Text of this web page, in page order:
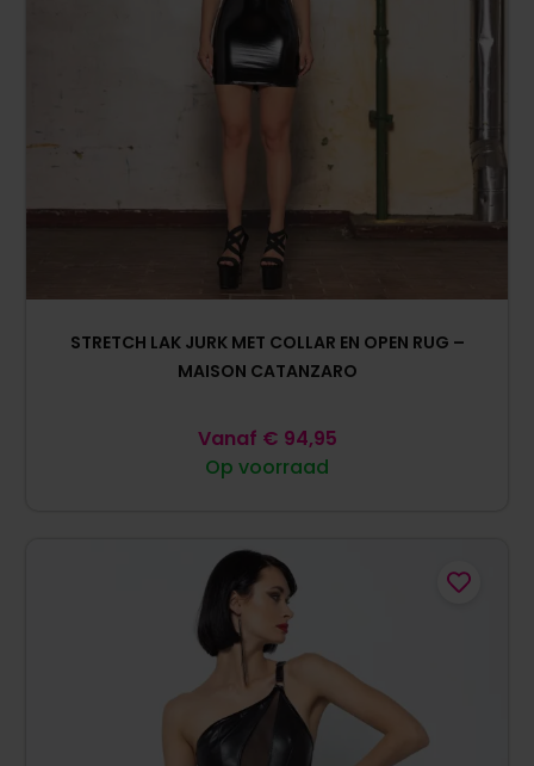
STRETCH LAK JURK MET COLLAR EN OPEN RUG –
MAISON CATANZARO
Op voorraad
Vanaf € 94,95